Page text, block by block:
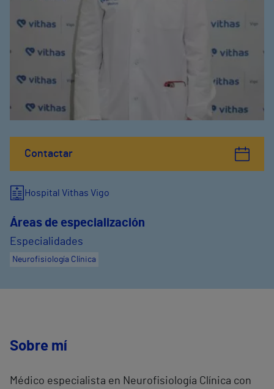
Contactar
Hospital Vithas Vigo
Áreas de especialización
Especialidades
Neurofisiología Clínica
Sobre mí
Médico especialista en Neurofisiología Clínica con